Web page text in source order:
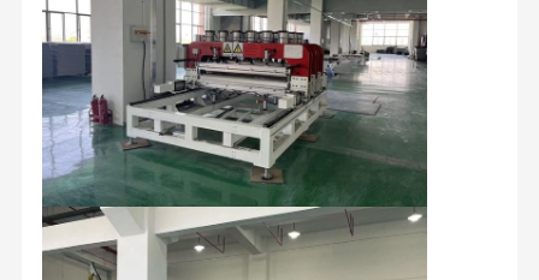
Control De
Calidad
Contacto Noticias
Todos Los
Casos
Solicitar Una
Cotización
hoja corrugada de plástico, una caja de paletas de manga de
plástico, una bandeja de plástico, una caja de embalaje,
etc.Envases tridimensionales para satisfacer las necesidades de
los clientes en materia de logística.